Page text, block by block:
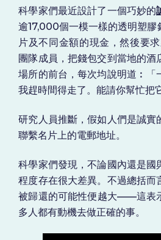
科學家們最近設計了一個巧妙的
逾17,000個一模一樣的透明塑膠
片及不同金額的現金，然後要
團隊成員，把錢包交到當地的酒
場所的前台，每次均說明道︰「
我趕時間得走了。能請你幫忙把
研究人員推斷，假如人們是誠實
聯繫名片上的電郵地址。
科學家們發現，不論國內還是國
程度存在很大差異。不過總括而
被歸還的可能性便越大——這表
多人都有動機去做正確的事。